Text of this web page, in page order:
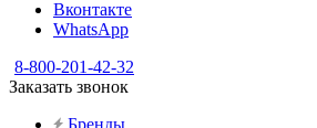
Вконтакте
WhatsApp
8-800-201-42-32
Заказать звонок
Бренды